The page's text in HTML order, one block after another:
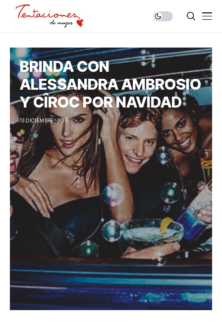
BRINDA CON
ALESSANDRA AMBROSIO
Y CÎROC POR NAVIDAD
13 DICIEMBRE, 2017